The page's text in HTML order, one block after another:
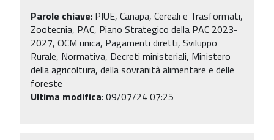
Parole chiave: PIUE, Canapa, Cereali e Trasformati,
Zootecnia, PAC, Piano Strategico della PAC 2023-
2027, OCM unica, Pagamenti diretti, Sviluppo
Rurale, Normativa, Decreti ministeriali, Ministero
della agricoltura, della sovranità alimentare e delle
foreste
Ultima modifica: 09/07/24 07:25